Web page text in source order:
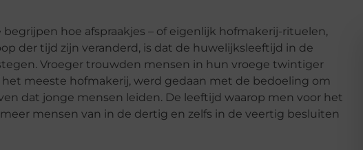
hoe afspraakjes – of eigenlijk hofmakerij-rituelen,
der tijd zijn veranderd, is dat de huwelijksleeftijd in de
Vroeger trouwden mensen in hun vroege twintiger
meeste hofmakerij, werd gedaan met de bedoeling om
dat jonge mensen leiden. De leeftijd waarop men voor het
mensen van in de dertig en zelfs in de veertig besluiten